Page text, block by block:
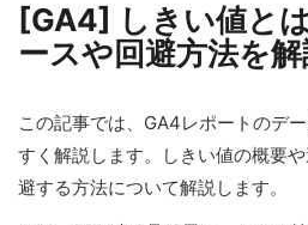
[GA4] しきい値と
ースや回避方法を
この記事では、GA4レポートのデ
すく解説します。しきい値の概要
避する方法について解説します。